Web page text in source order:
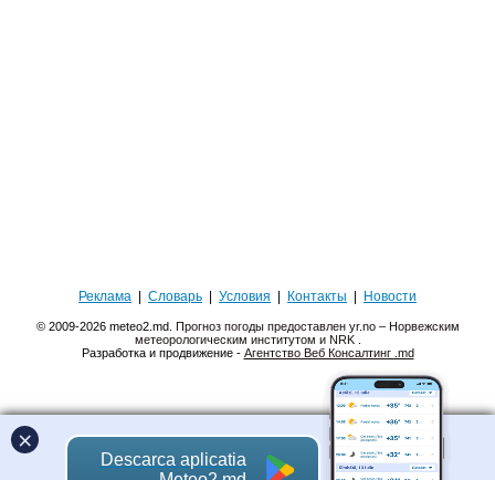
Реклама Словарь Условия Контакты Новости
© 2009-2026 meteo2.md. Прогноз погоды предоставлен yr.no – Норвежским
метеорологическим институтом и NRK
Разработка и продвижение - Агентство Веб Консалтинг .md
×
Descarca aplicatia